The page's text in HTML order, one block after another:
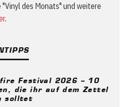
"Vinyl des Monats" und weitere
.
Festival 2026 – 10
die ihr auf dem Zettel
solltet